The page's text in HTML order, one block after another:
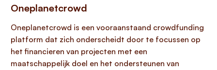
Oneplanetcrowd
Oneplanetcrowd is een vooraanstaand crowdfunding
platform dat zich onderscheidt door te focussen op
het financieren van projecten met een
maatschappelijk doel en het ondersteunen van